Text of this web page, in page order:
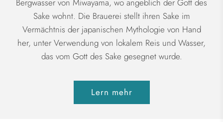
Bergwasser von Miwayama, wo angeblich der Gott des
Sake wohnt. Die Brauerei stellt ihren Sake im
Vermächtnis der japanischen Mythologie von Hand
her, unter Verwendung von lokalem Reis und Wasser,
das vom Gott des Sake gesegnet wurde.
Lern mehr